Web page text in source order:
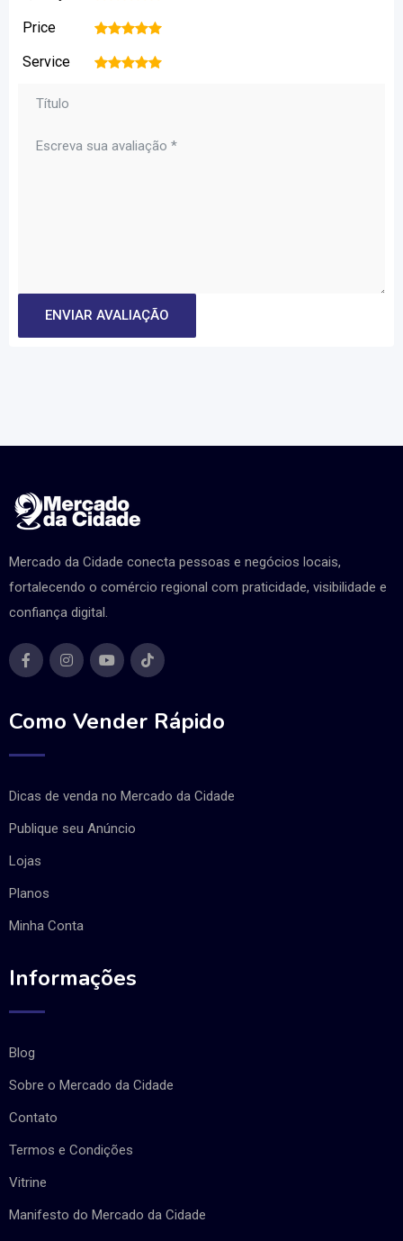
Price 5
4
3
2
Service 5
4
3
2
Mercado da Cidade conecta pessoas e negócios locais,
fortalecendo o comércio regional com praticidade, visibilidade e
confiança digital.
Como Vender Rápido
Dicas de venda no Mercado da Cidade
Publique seu Anúncio
Lojas
Planos
Minha Conta
Informações
Blog
Sobre o Mercado da Cidade
Contato
Termos e Condições
Vitrine
Manifesto do Mercado da Cidade